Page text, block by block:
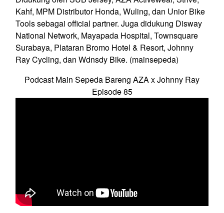
Kahf, MPM Distributor Honda, Wuling, dan Unior Bike
Tools sebagai official partner. Juga didukung Disway
National Network, Mayapada Hospital, Townsquare
Surabaya, Plataran Bromo Hotel & Resort, Johnny
Ray Cycling, dan Wdnsdy Bike. (mainsepeda)
Podcast Main Sepeda Bareng AZA x Johnny Ray
Episode 85